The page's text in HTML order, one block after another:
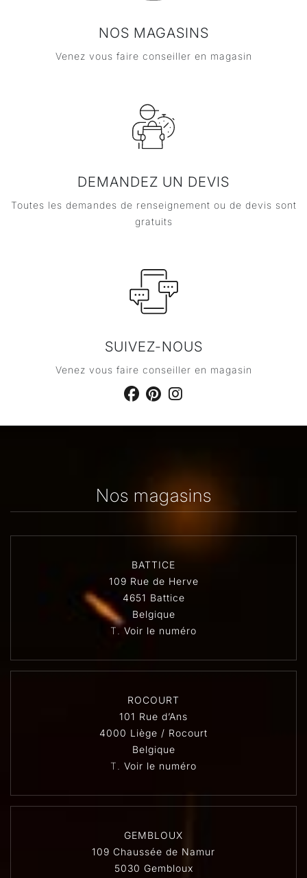
NOS MAGASINS
Venez vous faire conseiller en magasin
DEMANDEZ UN DEVIS
Toutes les demandes de renseignement ou de devis sont
gratuits
SUIVEZ-NOUS
Venez vous faire conseiller en magasin
Nos magasins
BATTICE
109 Rue de Herve
4651 Battice
Belgique
T. Voir le numéro
ROCOURT
101 Rue d’Ans
4000 Liège / Rocourt
Belgique
T. Voir le numéro
GEMBLOUX
109 Chaussée de Namur
5030 Gembloux